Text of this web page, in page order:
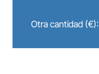
Otra cantidad (€):